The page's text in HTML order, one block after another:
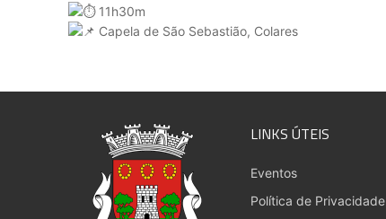
11h30m
Capela de São Sebastião, Colares
LINKS ÚTEIS
Eventos
Política de Privacidade